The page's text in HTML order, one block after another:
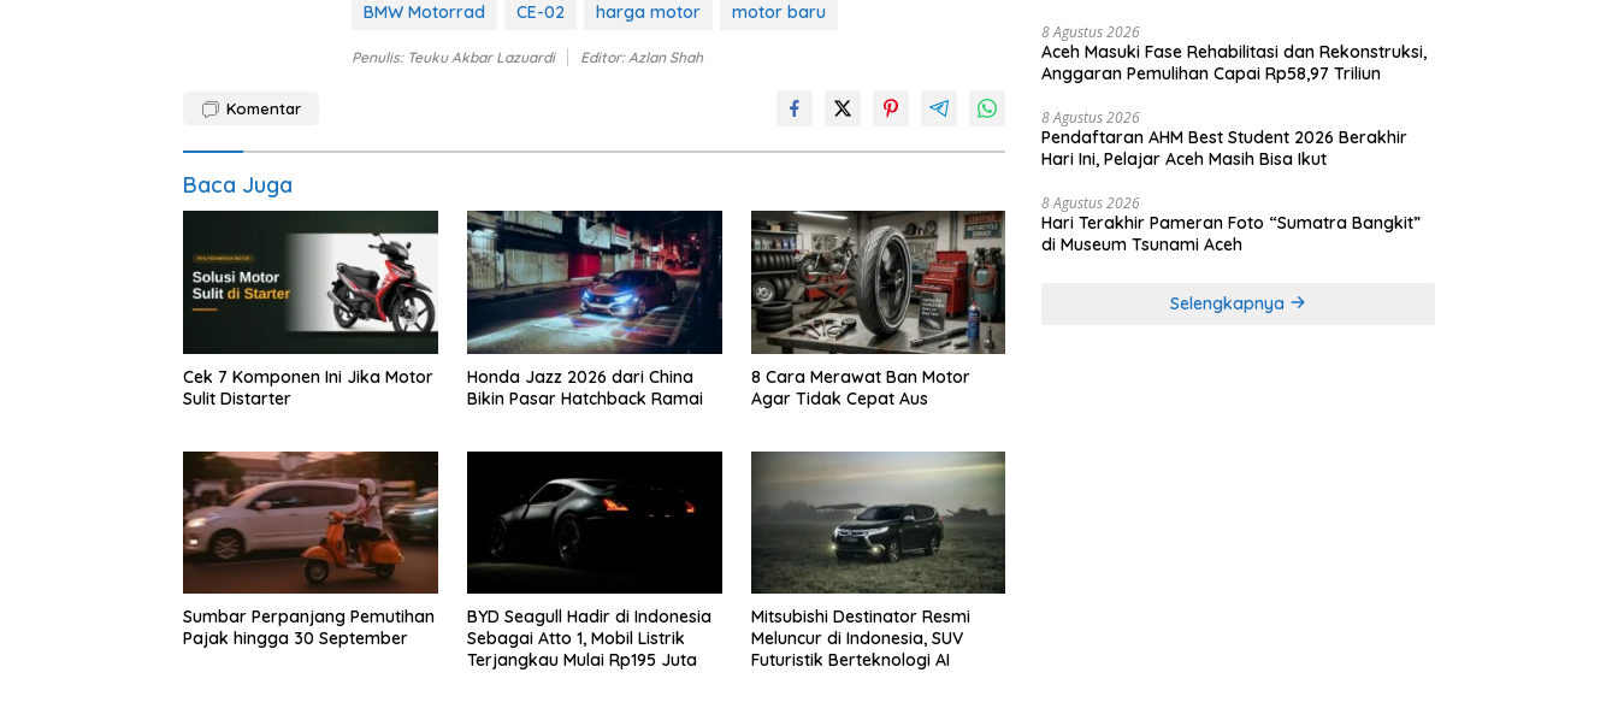
BMW Motorrad CE-02 harga motor motor baru
Penulis: Teuku Akbar Lazuardi Editor: Azlan Shah
Komentar
Baca Juga
Cek 7 Komponen Ini Jika Motor
Sulit Distarter
Honda Jazz 2026 dari China
Bikin Pasar Hatchback Ramai
8 Cara Merawat Ban Motor
Agar Tidak Cepat Aus
Sumbar Perpanjang Pemutihan
Pajak hingga 30 September
BYD Seagull Hadir di Indonesia
Sebagai Atto 1, Mobil Listrik
Terjangkau Mulai Rp195 Juta
Mitsubishi Destinator Resmi
Meluncur di Indonesia, SUV
Futuristik Berteknologi AI
8 Agustus 2026
Aceh Masuki Fase Rehabilitasi dan Rekonstruksi,
Anggaran Pemulihan Capai Rp58,97 Triliun
8 Agustus 2026
Pendaftaran AHM Best Student 2026 Berakhir
Hari Ini, Pelajar Aceh Masih Bisa Ikut
8 Agustus 2026
Hari Terakhir Pameran Foto “Sumatra Bangkit”
di Museum Tsunami Aceh
Selengkapnya